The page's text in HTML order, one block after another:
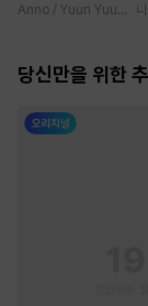
태자님과의 약혼을
변했습니다 [단행
Anno / Yuuri
당신만을 위한